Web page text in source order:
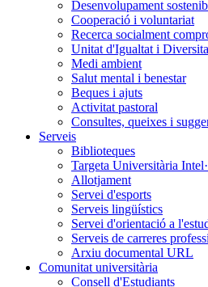
Desenvolupament
Cooperació i voluntariat
Recerca socialment
Unitat d'Igualtat i
Medi ambient
Salut mental i benestar
Beques i ajuts
Activitat pastoral
Consultes, queixes i
Serveis
Biblioteques
Targeta Universitària
Allotjament
Servei d'esports
Serveis lingüístics
Servei d'orientació a
Serveis de carreres
Arxiu documental URL
Comunitat universitària
Consell d'Estudiants